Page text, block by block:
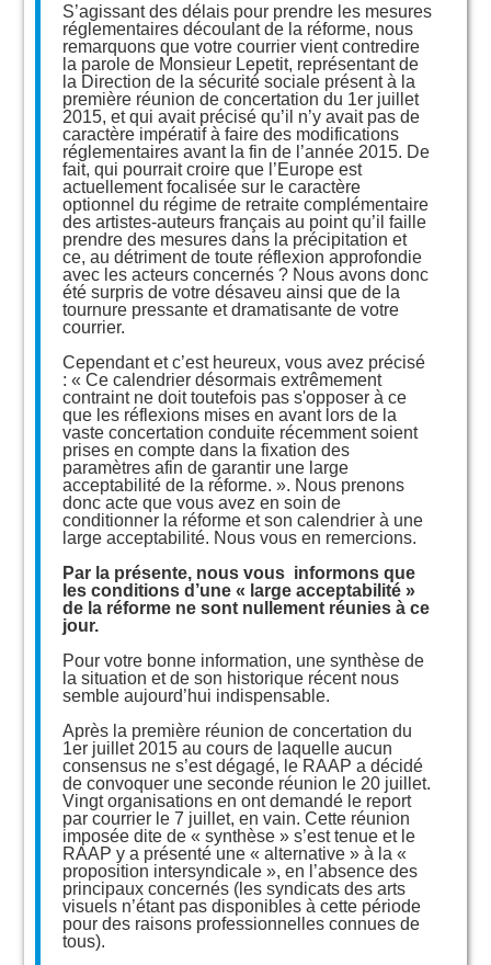
S’agissant des délais pour prendre les mesures
réglementaires découlant de la réforme, nous
remarquons que votre courrier vient contredire
la parole de Monsieur Lepetit, représentant de
la Direction de la sécurité sociale présent à la
première réunion de concertation du 1er juillet
2015, et qui avait précisé qu’il n’y avait pas de
caractère impératif à faire des modifications
réglementaires avant la fin de l’année 2015. De
fait, qui pourrait croire que l’Europe est
actuellement focalisée sur le caractère
optionnel du régime de retraite complémentaire
des artistes-auteurs français au point qu’il faille
prendre des mesures dans la précipitation et
ce, au détriment de toute réflexion approfondie
avec les acteurs concernés ? Nous avons donc
été surpris de votre désaveu ainsi que de la
tournure pressante et dramatisante de votre
courrier.
Cependant et c’est heureux, vous avez précisé
: « Ce calendrier désormais extrêmement
contraint ne doit toutefois pas s'opposer à ce
que les réflexions mises en avant lors de la
vaste concertation conduite récemment soient
prises en compte dans la fixation des
paramètres afin de garantir une large
acceptabilité de la réforme. ». Nous prenons
donc acte que vous avez en soin de
conditionner la réforme et son calendrier à une
large acceptabilité. Nous vous en remercions.
Par la présente, nous vous informons que
les conditions d’une « large acceptabilité »
de la réforme ne sont nullement réunies à ce
jour.
Pour votre bonne information, une synthèse de
la situation et de son historique récent nous
semble aujourd’hui indispensable.
Après la première réunion de concertation du
1er juillet 2015 au cours de laquelle aucun
consensus ne s’est dégagé, le RAAP a décidé
de convoquer une seconde réunion le 20 juillet.
Vingt organisations en ont demandé le report
par courrier le 7 juillet, en vain. Cette réunion
imposée dite de « synthèse » s’est tenue et le
RAAP y a présenté une « alternative » à la «
proposition intersyndicale », en l’absence des
principaux concernés (les syndicats des arts
visuels n’étant pas disponibles à cette période
pour des raisons professionnelles connues de
tous).